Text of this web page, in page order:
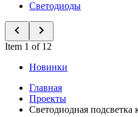
Светодиоды
Item 1 of 12
Новинки
Главная
Проекты
Светодиодная подсветка